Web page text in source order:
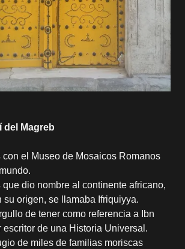
del Magreb
el Museo de Mosaicos Romanos
dio nombre al continente africano,
su origen, se llamaba Ifriquiyya.
de tener como referencia a Ibn
escritor de una Historia Universal.
de miles de familias moriscas